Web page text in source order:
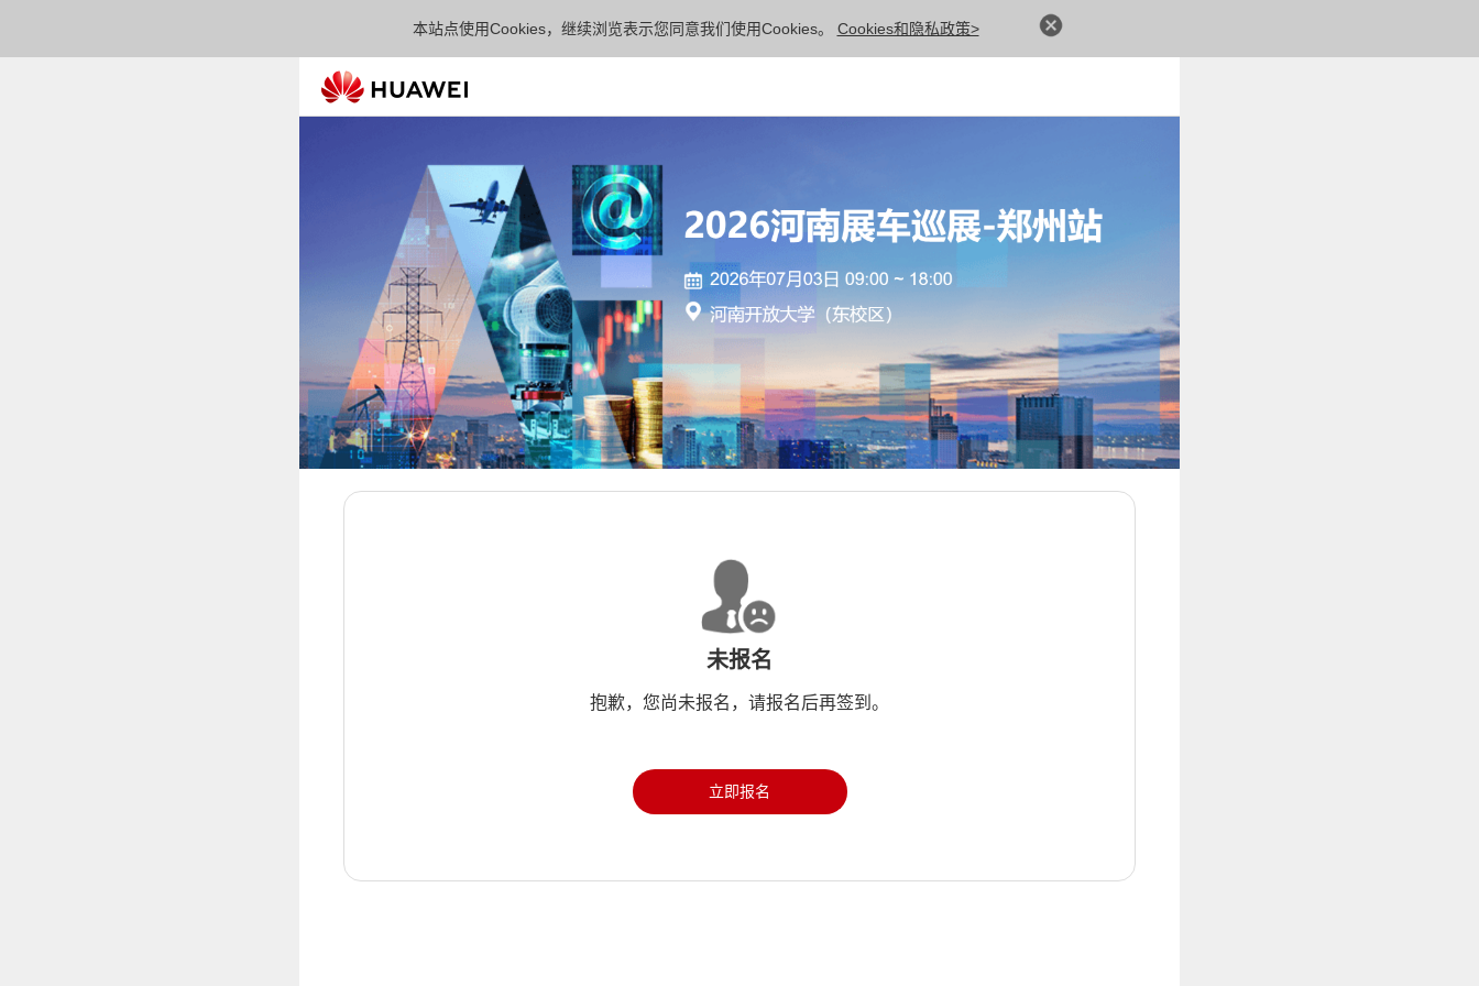
本站点使用Cookies，继续浏览表示您同意我们使用Cookies。 Cookies和隐私政策>
未报名
抱歉，您尚未报名，请报名后再签到。
立即报名